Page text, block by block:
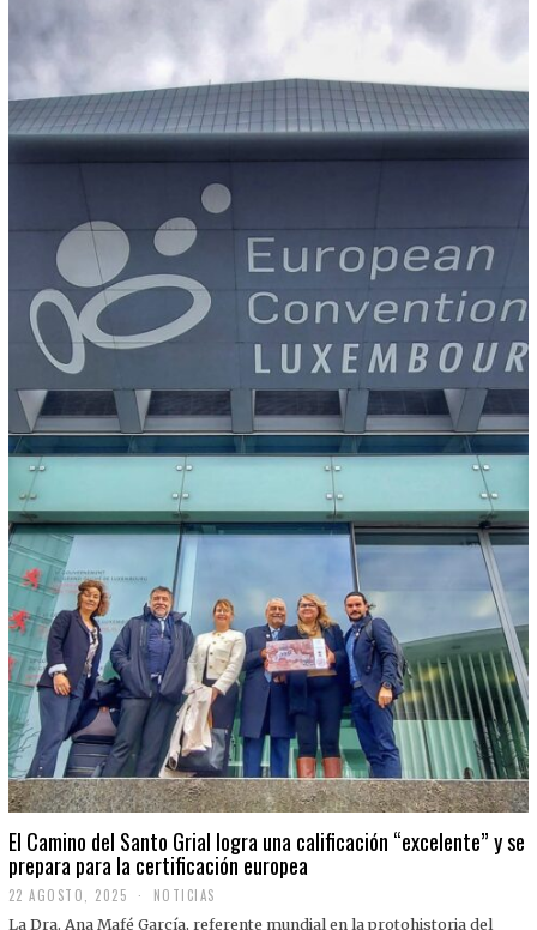
El Camino del Santo Grial logra una calificación “excelente” y se
prepara para la certificación europea
22 AGOSTO, 2025
2
NOTICIAS
La Dra. Ana Mafé García, referente mundial en la protohistoria del